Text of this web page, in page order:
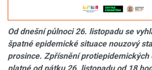
Od dnešní půlnoci 26. listopadu se
špatné epidemické situace nouzový
prosince. Zpřísnění protiepidemických
platné od pátku 26. listopadu od 18